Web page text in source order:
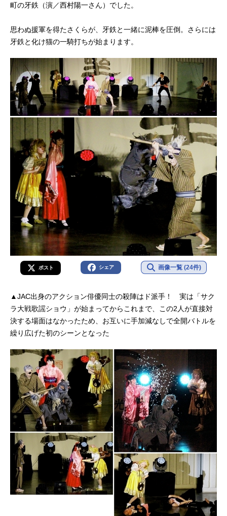
町の牙鉄（演／西村陽一さん）でした。
思わぬ援軍を得たさくらが、牙鉄と一緒に泥棒を圧倒。さらには
牙鉄と化け猫の一騎打ちが始まります。
ポスト シェア 画像一覧 (24件)
▲JAC出身のアクション俳優同士の殺陣はド派手！ 実は「サク
ラ大戦歌謡ショウ」が始まってからこれまで、この2人が直接対
決する場面はなかったため、お互いに手加減なしで全開バトルを
繰り広げた初のシーンとなった